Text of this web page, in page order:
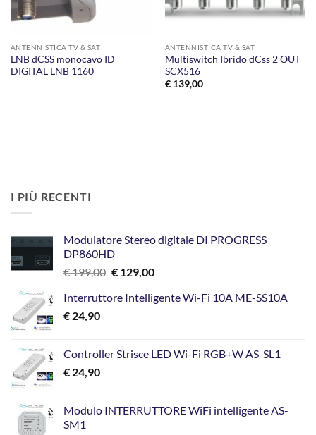
ANTENNISTICA TV & SAT
LNB dCSS monocavo ID
DIGITAL LNB 1160
ANTENNISTICA TV & SAT
Multiswitch Ibrido dCss 2 OUT
SCX516
€139,00
I PIÙ RECENTI
Modulatore Stereo digitale DI PROGRESS
DP860HD
€199,00 Il
originale
€129,00Il
attuale
Interruttore Intelligente Wi-Fi 10A ME-SS10A
€ 24,90
Controller Strisce LED Wi-Fi RGB+W AS-SL1
€ 24,90
Modulo INTERRUTTORE WiFi intelligente AS-
SM1